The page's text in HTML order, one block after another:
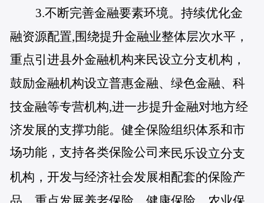
3.不断完善金融要素环境。持续优化金
融资源配置,围绕提升金融业整体层次水平，
重点引进县外金融机构来民设立分支机构，
鼓励金融机构设立普惠金融、绿色金融、科
技金融等专营机构,进一步提升金融对地方经
济发展的支撑功能。健全保险组织体系和市
场功能，支持各类保险公司来民乐设立分支
机构，开发与经济社会发展相配套的保险产